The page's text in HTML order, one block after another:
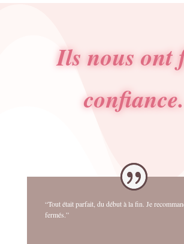
Ils nous ont
confiance.
“Tout était parfait, du début à la fin. Je
fermés.”